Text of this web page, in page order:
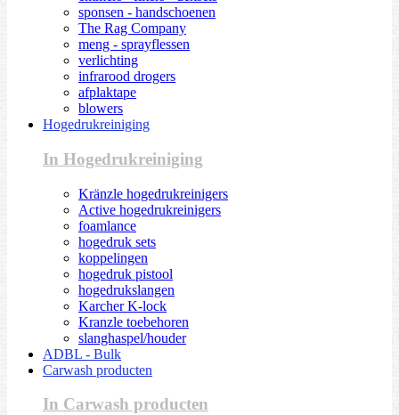
sponsen - handschoenen
The Rag Company
meng - sprayflessen
verlichting
infrarood drogers
afplaktape
blowers
Hogedrukreiniging
In Hogedrukreiniging
Kränzle hogedrukreinigers
Active hogedrukreinigers
foamlance
hogedruk sets
koppelingen
hogedruk pistool
hogedrukslangen
Karcher K-lock
Kranzle toebehoren
slanghaspel/houder
ADBL - Bulk
Carwash producten
In Carwash producten